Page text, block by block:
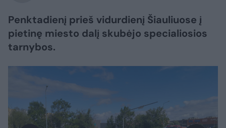
Penktadienį prieš vidurdienį Šiauliuose į
pietinę miesto dalį skubėjo specialiosios
tarnybos.